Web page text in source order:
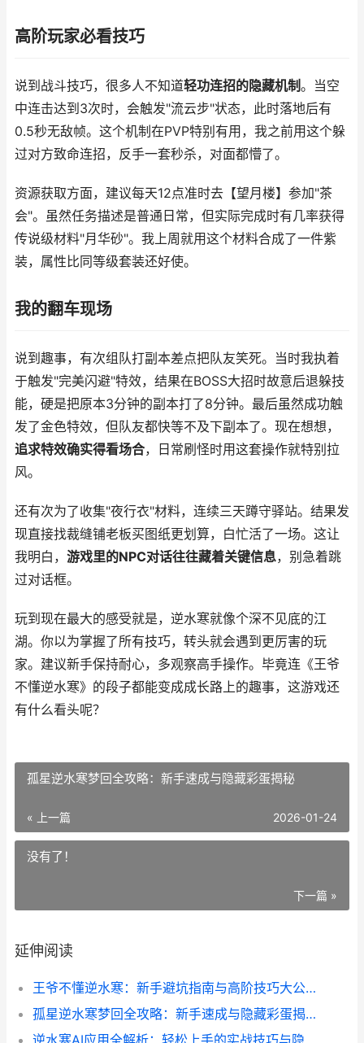
高阶玩家必看技巧
说到战斗技巧，很多人不知道轻功连招的隐藏机制。当空
中连击达到3次时，会触发"流云步"状态，此时落地后有
0.5秒无敌帧。这个机制在PVP特别有用，我之前用这个躲
过对方致命连招，反手一套秒杀，对面都懵了。
资源获取方面，建议每天12点准时去【望月楼】参加"茶
会"。虽然任务描述是普通日常，但实际完成时有几率获得
传说级材料"月华砂"。我上周就用这个材料合成了一件紫
装，属性比同等级套装还好使。
我的翻车现场
说到趣事，有次组队打副本差点把队友笑死。当时我执着
于触发"完美闪避"特效，结果在BOSS大招时故意后退躲技
能，硬是把原本3分钟的副本打了8分钟。最后虽然成功触
发了金色特效，但队友都快等不及下副本了。现在想想，
追求特效确实得看场合，日常刷怪时用这套操作就特别拉
风。
还有次为了收集"夜行衣"材料，连续三天蹲守驿站。结果发
现直接找裁缝铺老板买图纸更划算，白忙活了一场。这让
我明白， 游戏里的NPC对话往往藏着关键信息，别急着跳
过对话框。
玩到现在最大的感受就是，逆水寒就像个深不见底的江
湖。你以为掌握了所有技巧，转头就会遇到更厉害的玩
家。建议新手保持耐心，多观察高手操作。毕竟连《王爷
不懂逆水寒》的段子都能变成成长路上的趣事，这游戏还
有什么看头呢？
孤星逆水寒梦回全攻略：新手速成与隐藏彩蛋揭秘
« 上一篇 2026-01-24
没有了！
下一篇 »
延伸阅读
王爷不懂逆水寒：新手避坑指南与高阶技巧大公开
孤星逆水寒梦回全攻略：新手速成与隐藏彩蛋揭秘